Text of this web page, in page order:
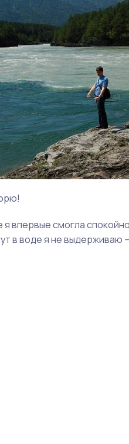
впервые смогла
в воде я не выдерживаю